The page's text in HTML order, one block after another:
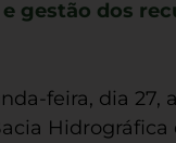
gestão dos
feira, dia 27,
Hidrográfica